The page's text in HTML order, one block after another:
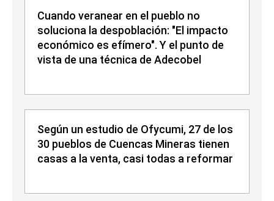
Cuando veranear en el pueblo no
soluciona la despoblación: "El impacto
económico es efímero". Y el punto de
vista de una técnica de Adecobel
Según un estudio de Ofycumi, 27 de los
30 pueblos de Cuencas Mineras tienen
casas a la venta, casi todas a reformar